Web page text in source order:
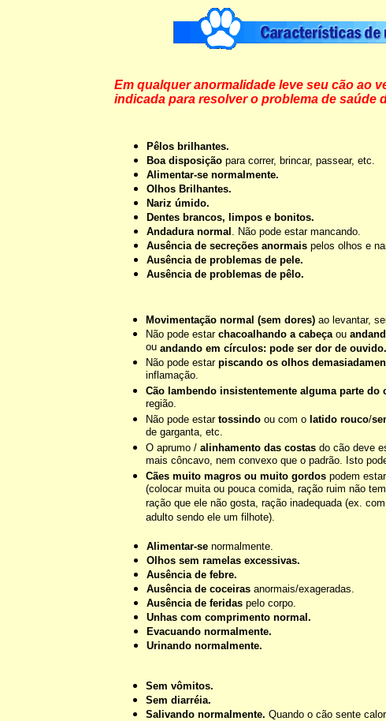
Em qualquer anormalidade leve seu cão ao
indicada para resolver o problema de saúde
Pêlos brilhantes.
Boa disposição para correr, brincar, passear, etc.
Alimentar-se normalmente.
Olhos Brilhantes.
Nariz úmido.
Dentes brancos, limpos e bonitos.
Andadura normal . Não pode estar mancando.
Ausência de secreções anormais pelos olhos e
Ausência de problemas de pele.
Ausência de problemas de pêlo.
Movimentação normal (sem dores) ao levantar,
Não pode estar chacoalhando a cabeçaou
ou andando em círculos: pode ser dor de ouvido.
Não pode estar piscando os olhos
inflamação.
Cão lambendo insistentemente alguma parte do
região.
Não pode estar tossindo ou com o latido rouco/
de garganta, etc.
O aprumo / alinhamento das costas do cão deve
mais côncavo, nem convexo que o padrão. Isto
Cães muito magros ou muito gordos podem
(colocar muita ou pouca comida, ração ruim não
ração que ele não gosta, ração inadequada (ex.
adulto sendo ele um filhote).
Alimentar-se normalmente.
Olhos sem ramelas excessivas.
Ausência de febre.
Ausência de coceiras anormais/exageradas.
Ausência de feridas pelo corpo.
Unhas com comprimento normal.
Evacuando normalmente.
Urinando normalmente.
Sem vômitos.
Sem diarréia.
Salivando normalmente. Quando o cão sente